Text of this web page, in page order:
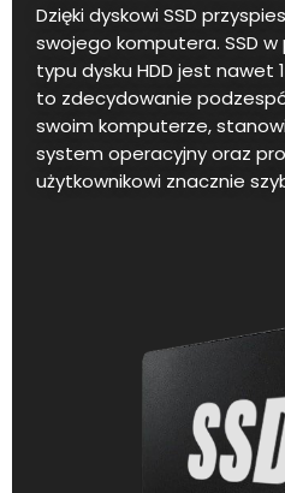
Dzięki dyskowi SSD
swojego komputera. SSD
typu dysku HDD jest nawet
to zdecydowanie
swoim komputerze,
system operacyjny oraz
użytkownikowi znacznie